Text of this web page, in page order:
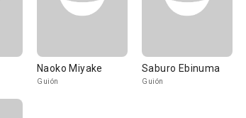
Naoko Miyake
Guión
Saburo Ebinuma
Guión